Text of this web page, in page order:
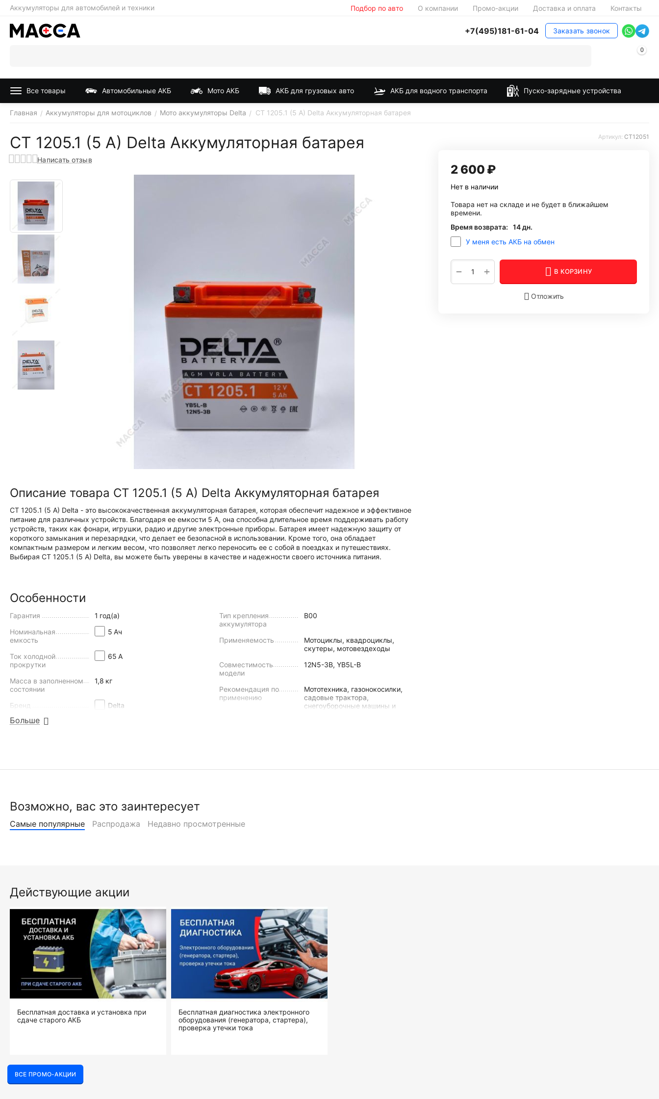
Аккумуляторы для автомобилей и техники Подбор по авто О компании Промо-акции Доставка и оплата Контакты
+7(495)181-61-04 Заказать звонок
0
Все товары Автомобильные АКБ Мото АКБ АКБ для грузовых авто АКБ для водного транспорта Пуско-зарядные устройства
Главная / Аккумуляторы для мотоциклов / Мото аккумуляторы Delta / CT 1205.1 (5 A) Delta Аккумуляторная батарея
CT 1205.1 (5 A) Delta Аккумуляторная батарея
Написать отзыв
Артикул: CT12051
2 600 ₽
Нет в наличии
Товара нет на складе и не будет в ближайшем
времени.
Время возврата:
14 дн.
У меня есть АКБ на обмен
+
− В КОРЗИНУ
Отложить
Описание товара CT 1205.1 (5 A) Delta Аккумуляторная батарея
CT 1205.1 (5 A) Delta - это высококачественная аккумуляторная батарея, которая обеспечит надежное и эффективное
питание для различных устройств. Благодаря ее емкости 5 A, она способна длительное время поддерживать работу
устройств, таких как фонари, игрушки, радио и другие электронные приборы. Батарея имеет надежную защиту от
короткого замыкания и перезарядки, что делает ее безопасной в использовании. Кроме того, она обладает
компактным размером и легким весом, что позволяет легко переносить ее с собой в поездках и путешествиях.
Выбирая CT 1205.1 (5 A) Delta, вы можете быть уверены в качестве и надежности своего источника питания.
Особенности
Гарантия 1 год(а)
Номинальная
емкость
5 Aч
Ток холодной
прокрутки
65 А
Масса в заполненном
состоянии
1,8 кг
Бренд
Delta
Полярность
Клеммы
болт
Тип крепления
аккумулятора
B00
Применяемость
Мотоциклы, квадроциклы,
скутеры, мотовездеходы
Совместимость
модели
12N5-3B, YB5L-B
Рекомендация по
применению
Мототехника, газонокосилки,
садовые трактора,
снегоуборочные машины и
НАЙТИ ПОХОЖИЕ
Больше
Возможно, вас это заинтересует
Самые популярные Распродажа Недавно просмотренные
Действующие акции
Бесплатная доставка и установка при
сдаче старого АКБ
Бесплатная диагностика электронного
оборудования (генератора, стартера),
проверка утечки тока
ВСЕ ПРОМО-АКЦИИ